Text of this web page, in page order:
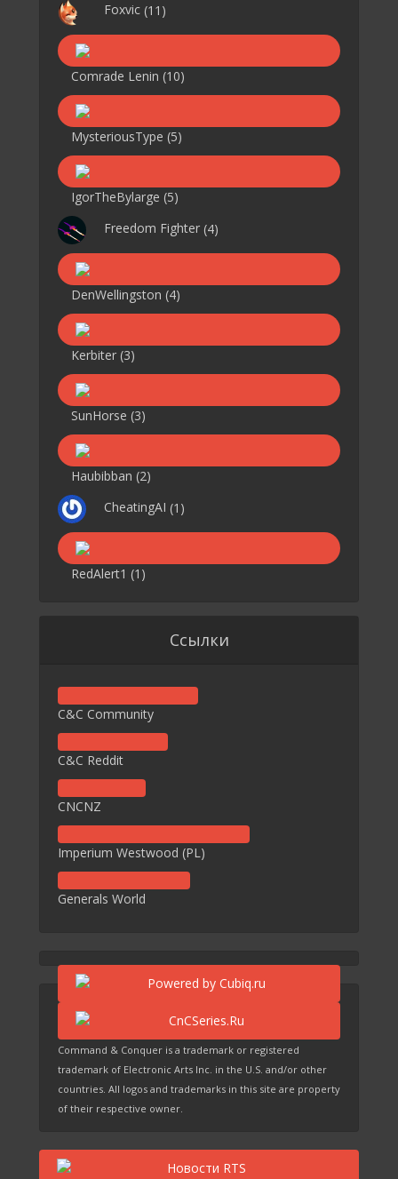
Foxvic (11)
Comrade Lenin (10)
MysteriousType (5)
IgorTheBylarge (5)
Freedom Fighter (4)
DenWellingston (4)
Kerbiter (3)
SunHorse (3)
Haubibban (2)
CheatingAI (1)
RedAlert1 (1)
Ссылки
C&C Community
C&C Reddit
CNCNZ
Imperium Westwood (PL)
Generals World
Command & Conquer is a trademark or registered
trademark of Electronic Arts Inc. in the U.S. and/or other
countries. All logos and trademarks in this site are property
of their respective owner.